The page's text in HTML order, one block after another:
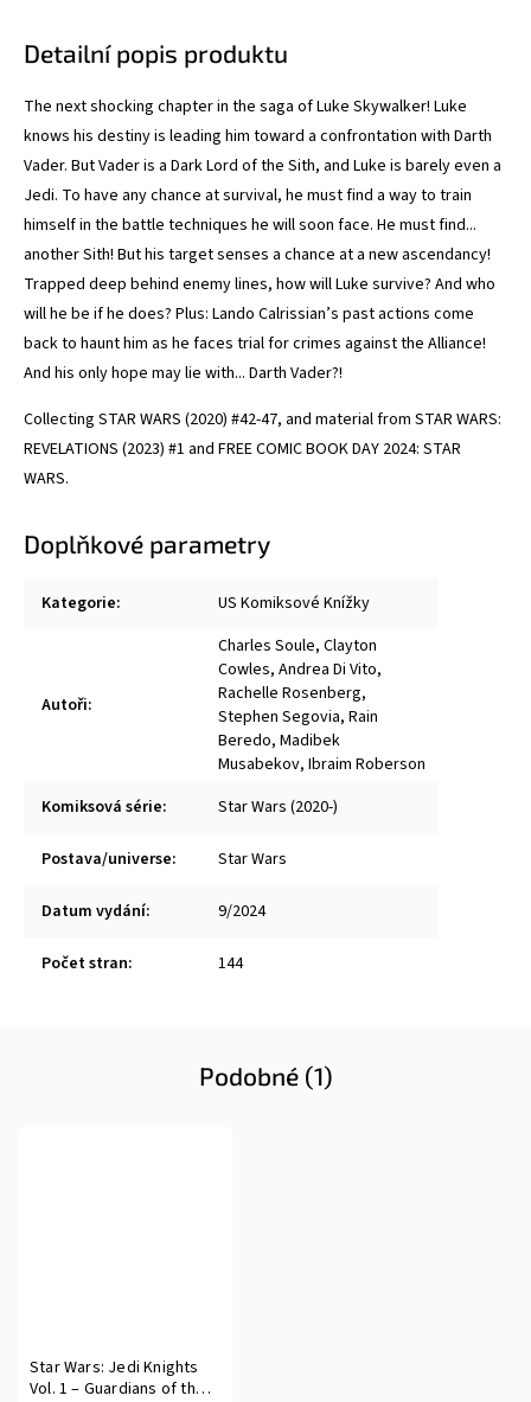
Detailní popis produktu
The next shocking chapter in the saga of Luke Skywalker! Luke
knows his destiny is leading him toward a confrontation with Darth
Vader. But Vader is a Dark Lord of the Sith, and Luke is barely even a
Jedi. To have any chance at survival, he must find a way to train
himself in the battle techniques he will soon face. He must find...
another Sith! But his target senses a chance at a new ascendancy!
Trapped deep behind enemy lines, how will Luke survive? And who
will he be if he does? Plus: Lando Calrissian’s past actions come
back to haunt him as he faces trial for crimes against the Alliance!
And his only hope may lie with... Darth Vader?!
Collecting STAR WARS (2020) #42-47, and material from STAR WARS:
REVELATIONS (2023) #1 and FREE COMIC BOOK DAY 2024: STAR
WARS.
Doplňkové parametry
Kategorie: US Komiksové Knížky
Autoři:
Charles Soule, Clayton
Cowles, Andrea Di Vito,
Rachelle Rosenberg,
Stephen Segovia, Rain
Beredo, Madibek
Musabekov, Ibraim Roberson
Komiksová série: Star Wars (2020-)
Postava/universe: Star Wars
Datum vydání: 9/2024
Počet stran: 144
Podobné (1)
Star Wars: Jedi Knights
Vol. 1 – Guardians of the